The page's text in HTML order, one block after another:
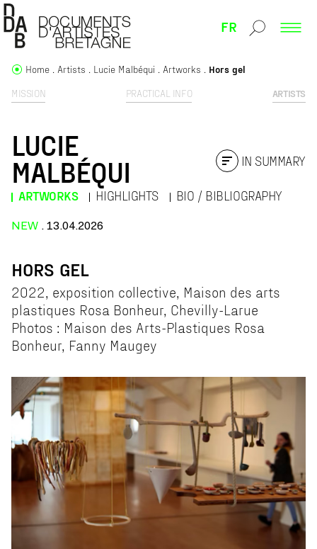
FR
MISSION PRACTICAL INFO ARTISTS
Home Artists Lucie Malbéqui Artworks Hors gel
LUCIE
MALBÉQUI
ARTWORKS HIGHLIGHTS BIO / BIBLIOGRAPHY
IN SUMMARY
NEW . 13.04.2026
HORS GEL
2022, exposition collective, Maison des arts
plastiques Rosa Bonheur, Chevilly-Larue
Photos : Maison des Arts-Plastiques Rosa
Bonheur, Fanny Maugey